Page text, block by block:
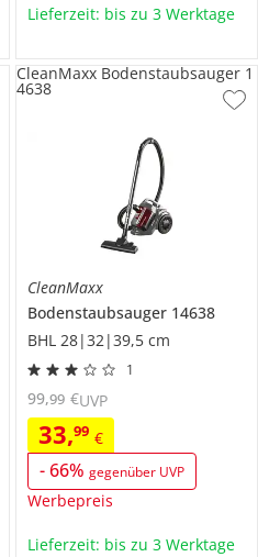
Lieferzeit: bis zu 3 Werktage
CleanMaxx
Bodenstaubsauger 14638
BHL 28|32|39,5 cm
1
33,99 €
-66% gegenüber UVP
Werbepreis
99,99 €UVP
CleanMaxx Bodenstaubsauger 1
4638
Lieferzeit: bis zu 3 Werktage